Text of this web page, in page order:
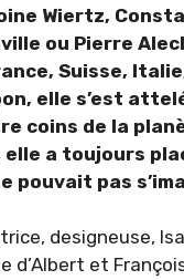
Wiertz,
ou Pierre
Suisse,
elle s’est
coins de la
a toujours
pouvait pas
designeuse,
d’Albert et